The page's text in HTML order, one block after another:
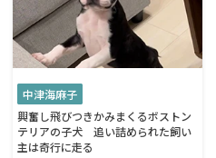
中津海麻子
興奮し飛びつきかみまくるボストン
テリアの子犬 追い詰められた飼い
主は奇行に走る